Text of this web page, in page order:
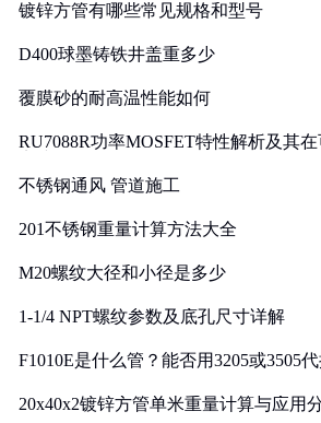
镀锌方管有哪些常见规格和型号
D400球墨铸铁井盖重多少
覆膜砂的耐高温性能如何
RU7088R功率MOSFET特性解析及其
不锈钢通风 管道施工
201不锈钢重量计算方法大全
M20螺纹大径和小径是多少
1-1/4 NPT螺纹参数及底孔尺寸详解
F1010E是什么管？能否用3205或3505
20x40x2镀锌方管单米重量计算与应用